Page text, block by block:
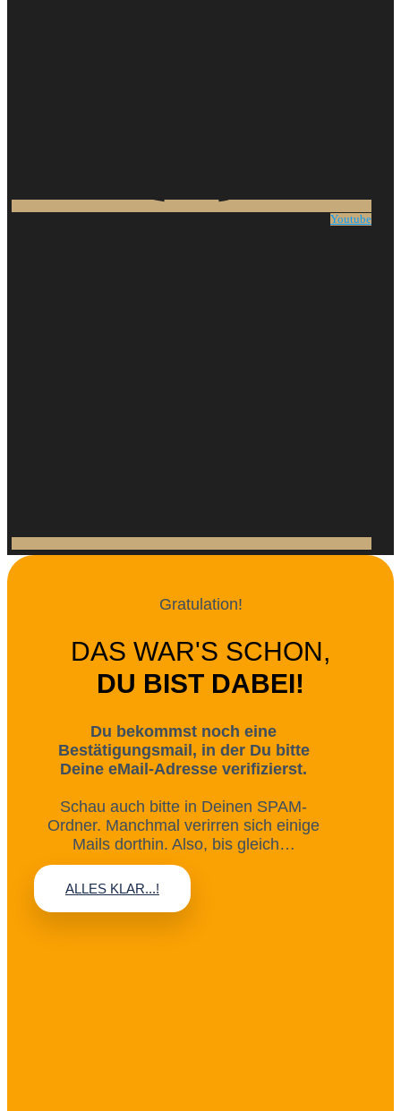
Youtube
Gratulation!
DAS WAR'S SCHON,
DU BIST DABEI!
Du bekommst noch eine
Bestätigungsmail, in der Du bitte
Deine eMail-Adresse verifizierst.
Schau auch bitte in Deinen SPAM-
Ordner. Manchmal verirren sich einige
Mails dorthin. Also, bis gleich…
ALLES KLAR...!